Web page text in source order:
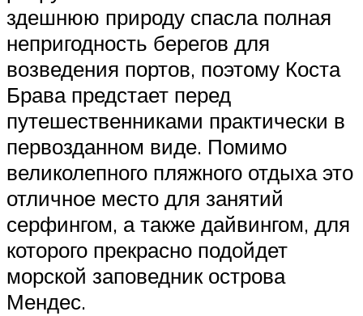
здешнюю природу спасла полная
непригодность берегов для
возведения портов, поэтому Коста
Брава предстает перед
путешественниками практически в
первозданном виде. Помимо
великолепного пляжного отдыха это
отличное место для занятий
серфингом, а также дайвингом, для
которого прекрасно подойдет
морской заповедник острова
Мендес.